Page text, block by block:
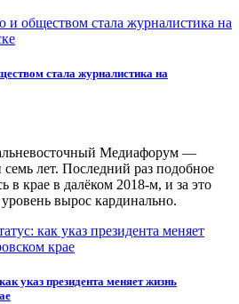
стала журналистика на
Медиафорум —
лет. Последний раз подобное
в крае в далёком 2018-м, и за это
вырос кардинально.
указ президента меняет жизнь